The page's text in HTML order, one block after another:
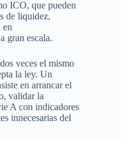
ICO, que pueden
de liquidez,
en
gran escala.
veces el mismo
la ley. Un
en arrancar el
validar la
A con indicadores
innecesarias del